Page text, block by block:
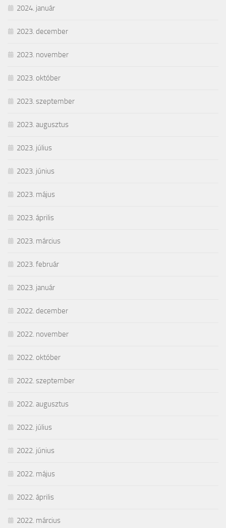
2024. január
2023. december
2023. november
2023. október
2023. szeptember
2023. augusztus
2023. július
2023. június
2023. május
2023. április
2023. március
2023. február
2023. január
2022. december
2022. november
2022. október
2022. szeptember
2022. augusztus
2022. július
2022. június
2022. május
2022. április
2022. március